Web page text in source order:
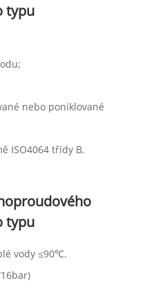
typu
nebo poniklované
ISO4064 třídy B.
typu
vody ≤90℃.